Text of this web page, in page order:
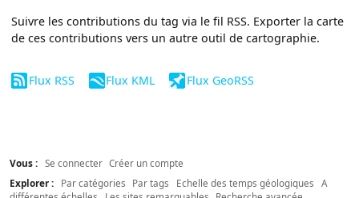
Suivre les contributions du tag via le fil RSS. Exporter la carte
de ces contributions vers un autre outil de cartographie.
Flux RSS Flux KML Flux GeoRSS
Vous : Se connecter Créer un compte
Explorer :
Par catégories Par tags Echelle des temps géologiques
A